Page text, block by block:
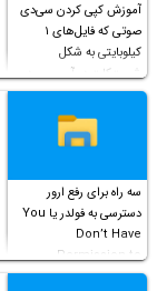
آموزش کپی کردن سی‌دی
صوتی که فایل‌های ۱
کیلوبایتی به شکل
شورت‌کات در آن موجود
است!
سه راه برای رفع ارور
دسترسی به فولدر یا You
Don’t Have
Permission to
Access this folder